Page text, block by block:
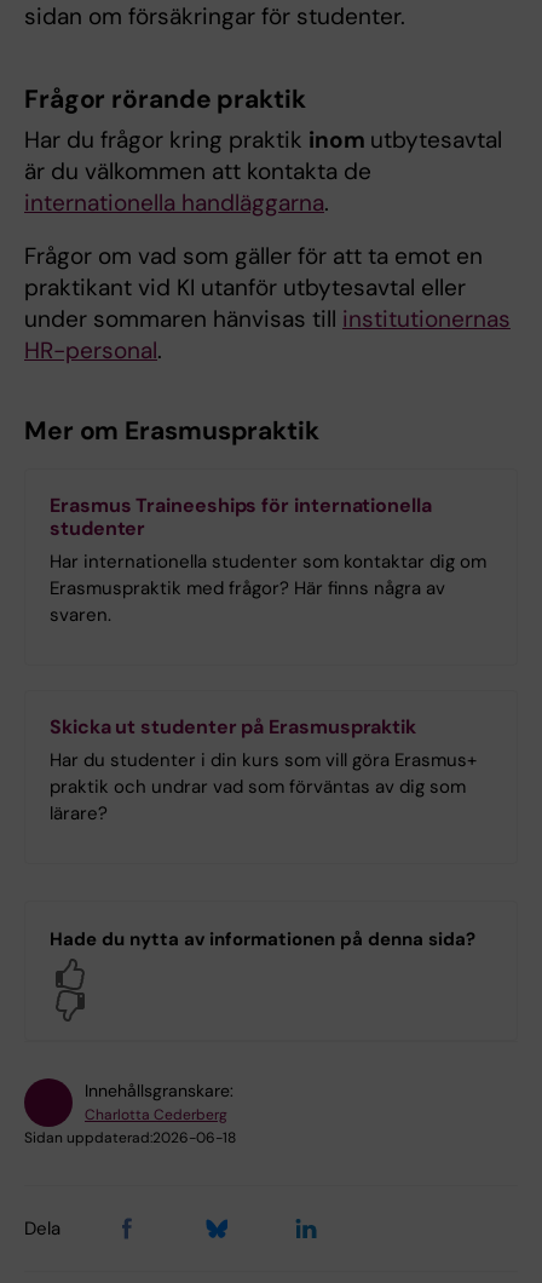
sidan om försäkringar för studenter.
Frågor rörande praktik
Har du frågor kring praktik inom utbytesavtal
är du välkommen att kontakta de
internationella handläggarna.
Frågor om vad som gäller för att ta emot en
praktikant vid KI utanför utbytesavtal eller
under sommaren hänvisas till institutionernas
HR-personal.
Mer om Erasmuspraktik
Erasmus Traineeships för internationella
studenter
Har internationella studenter som kontaktar dig om
Erasmuspraktik med frågor? Här finns några av
svaren.
Skicka ut studenter på Erasmuspraktik
Har du studenter i din kurs som vill göra Erasmus+
praktik och undrar vad som förväntas av dig som
lärare?
Hade du nytta av informationen på denna sida?
Innehållsgranskare:
Charlotta Cederberg
Sidan uppdaterad:2026-06-18
Dela